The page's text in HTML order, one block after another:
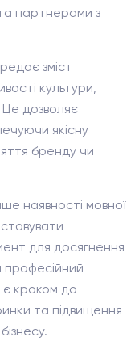
партнерами з
зміст
культури,
Це дозволяє
якісну
бренду чи
наявності мовної
для досягнення
професійний
є кроком до
та підвищення